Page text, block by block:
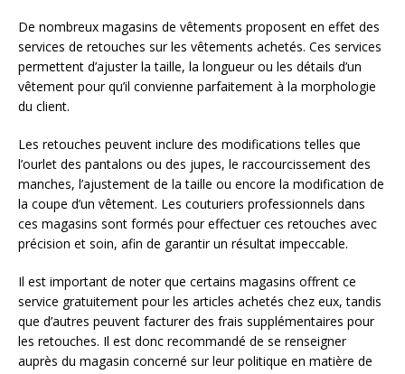
De nombreux magasins de vêtements proposent en effet des
services de retouches sur les vêtements achetés. Ces services
permettent d’ajuster la taille, la longueur ou les détails d’un
vêtement pour qu’il convienne parfaitement à la morphologie
du client.
Les retouches peuvent inclure des modifications telles que
l’ourlet des pantalons ou des jupes, le raccourcissement des
manches, l’ajustement de la taille ou encore la modification de
la coupe d’un vêtement. Les couturiers professionnels dans
ces magasins sont formés pour effectuer ces retouches avec
précision et soin, afin de garantir un résultat impeccable.
Il est important de noter que certains magasins offrent ce
service gratuitement pour les articles achetés chez eux, tandis
que d’autres peuvent facturer des frais supplémentaires pour
les retouches. Il est donc recommandé de se renseigner
auprès du magasin concerné sur leur politique en matière de